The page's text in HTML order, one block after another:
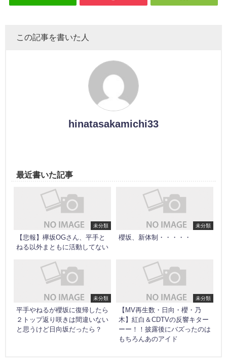
この記事を書いた人
hinatasakamichi33
最近書いた記事
未分類
【悲報】欅坂OGさん、平手と
ねる以外まともに活動してない
未分類
櫻坂、新体制・・・・・
未分類
平手やねるが櫻坂に復帰したら
２トップ返り咲きは間違いない
と思うけど日向坂だったら？
未分類
【MV再生数・日向・櫻・乃
木】紅白＆CDTVの反響キター
ーー！！披露後にバズったのは
もちろんあのアイド